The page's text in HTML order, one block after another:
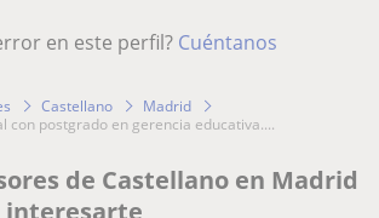
en este perfil? Cuéntanos
Castellano
Madrid
con postgrado en gerencia educativa....
de Castellano en Madrid